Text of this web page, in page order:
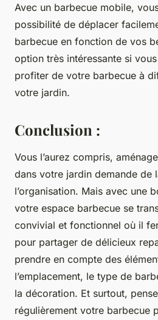
Avec un barbecue mobile,
possibilité de déplacer
barbecue en fonction de vos
option très intéressante si
profiter de votre barbecue à
votre jardin.
Conclusion :
Vous l’aurez compris,
dans votre jardin demande de
l’organisation. Mais avec une
votre espace barbecue se
convivial et fonctionnel où il
pour partager de délicieux
prendre en compte des
l’emplacement, le type de
la décoration. Et surtout,
régulièrement votre barbecue